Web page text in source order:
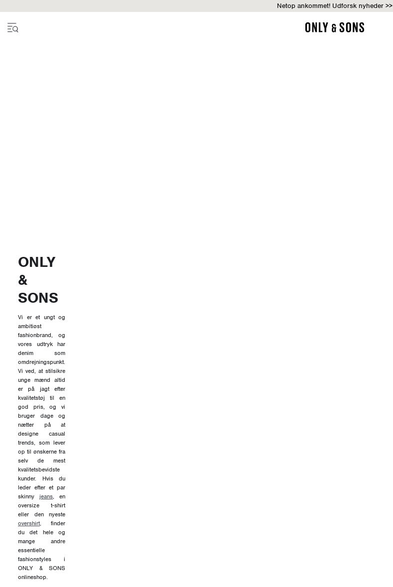
Netop ankommet! Udforsk nyheder >>
ONLY
&
SONS
Vi er et ungt og
ambitiøst
fashionbrand, og
vores udtryk har
denim som
omdrejningspunkt.
Vi ved, at stilsikre
unge mænd altid
er på jagt efter
kvalitetstøj til en
god pris, og vi
bruger dage og
nætter på at
designe casual
trends, som lever
op til ønskerne fra
selv de mest
kvalitetsbevidste
kunder. Hvis du
leder efter et par
skinny jeans, en
oversize t-shirt
eller den nyeste
overshirt, finder
du det hele og
mange andre
essentielle
fashionstyles i
ONLY & SONS
onlineshop.